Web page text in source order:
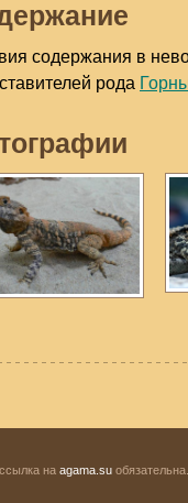
содержания в
рода
на agama.su обязательна.